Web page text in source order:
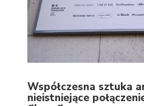
Współczesna sztuka
nieistniejące